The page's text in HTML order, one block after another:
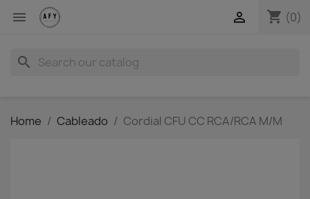
 shopping_cart (0)

search
Home Cableado Cordial CFU CC RCA/RCA M/M